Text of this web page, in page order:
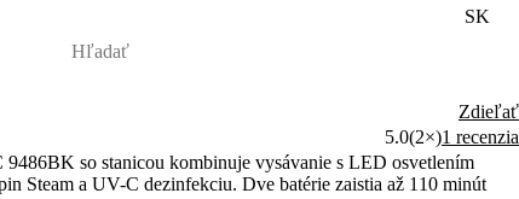
SK
Zdieľať
5.0(2×)1 recenzia
stanicou kombinuje vysávanie s LED osvetlením
batérie zaistia až 110 minút